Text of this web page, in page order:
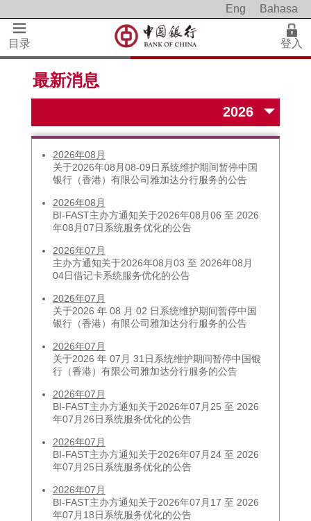
Eng Bahasa
目录 登入
最新消息
2026年08月
关于2026年08月08-09日系统维护期间暂停中国
银行（香港）有限公司雅加达分行服务的公告
2026年08月
BI-FAST主办方通知关于2026年08月06 至 2026
年08月07日系统服务优化的公告
2026年07月
主办方通知关于2026年08月03 至 2026年08月
04日借记卡系统服务优化的公告
2026年07月
关于2026 年 08 月 02 日系统维护期间暂停中国
银行（香港）有限公司雅加达分行服务的公告
2026年07月
关于2026 年 07月 31日系统维护期间暂停中国银
行（香港）有限公司雅加达分行服务的公告
2026年07月
BI-FAST主办方通知关于2026年07月25 至 2026
年07月26日系统服务优化的公告
2026年07月
BI-FAST主办方通知关于2026年07月24 至 2026
年07月25日系统服务优化的公告
2026年07月
BI-FAST主办方通知关于2026年07月17 至 2026
年07月18日系统服务优化的公告